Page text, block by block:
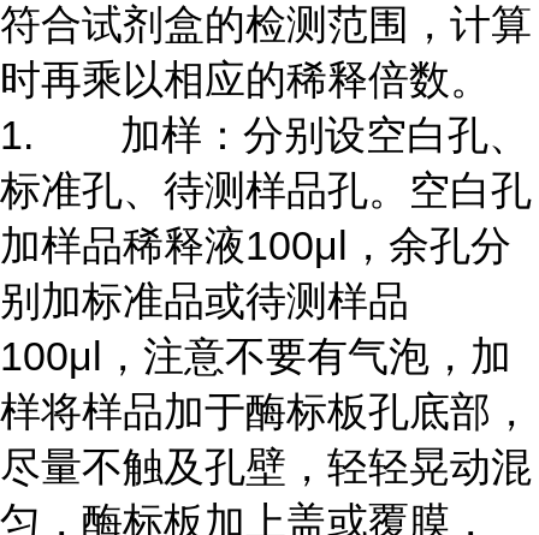
符合试剂盒的检测范围，计算
时再乘以相应的稀释倍数。
1. 加样：分别设空白孔、
标准孔、待测样品孔。空白孔
加样品稀释液100μl，余孔分
别加标准品或待测样品
100μl，注意不要有气泡，加
样将样品加于酶标板孔底部，
尽量不触及孔壁，轻轻晃动混
匀，酶标板加上盖或覆膜，